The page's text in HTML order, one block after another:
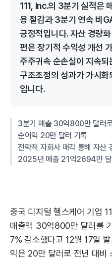
111, Inc.의 3분기 실적은
용 절감과 3분기 연속 비
긍정적입니다. 자산 경량
편은 장기적 수익성 개선
주주귀속 순손실이 지속
구조조정의 성과가 가시
입니다.
3분기 매출 30억800만 달러
순이익 20만 달러 기록
전략적 자회사 매각 통해 자산
2025년 매출 21억2694만 달
중국 디지털 헬스케어 기업
매출액 30억800만 달러를
7% 감소했다고 12월 17일
익은 20만 달러로 전년 대비